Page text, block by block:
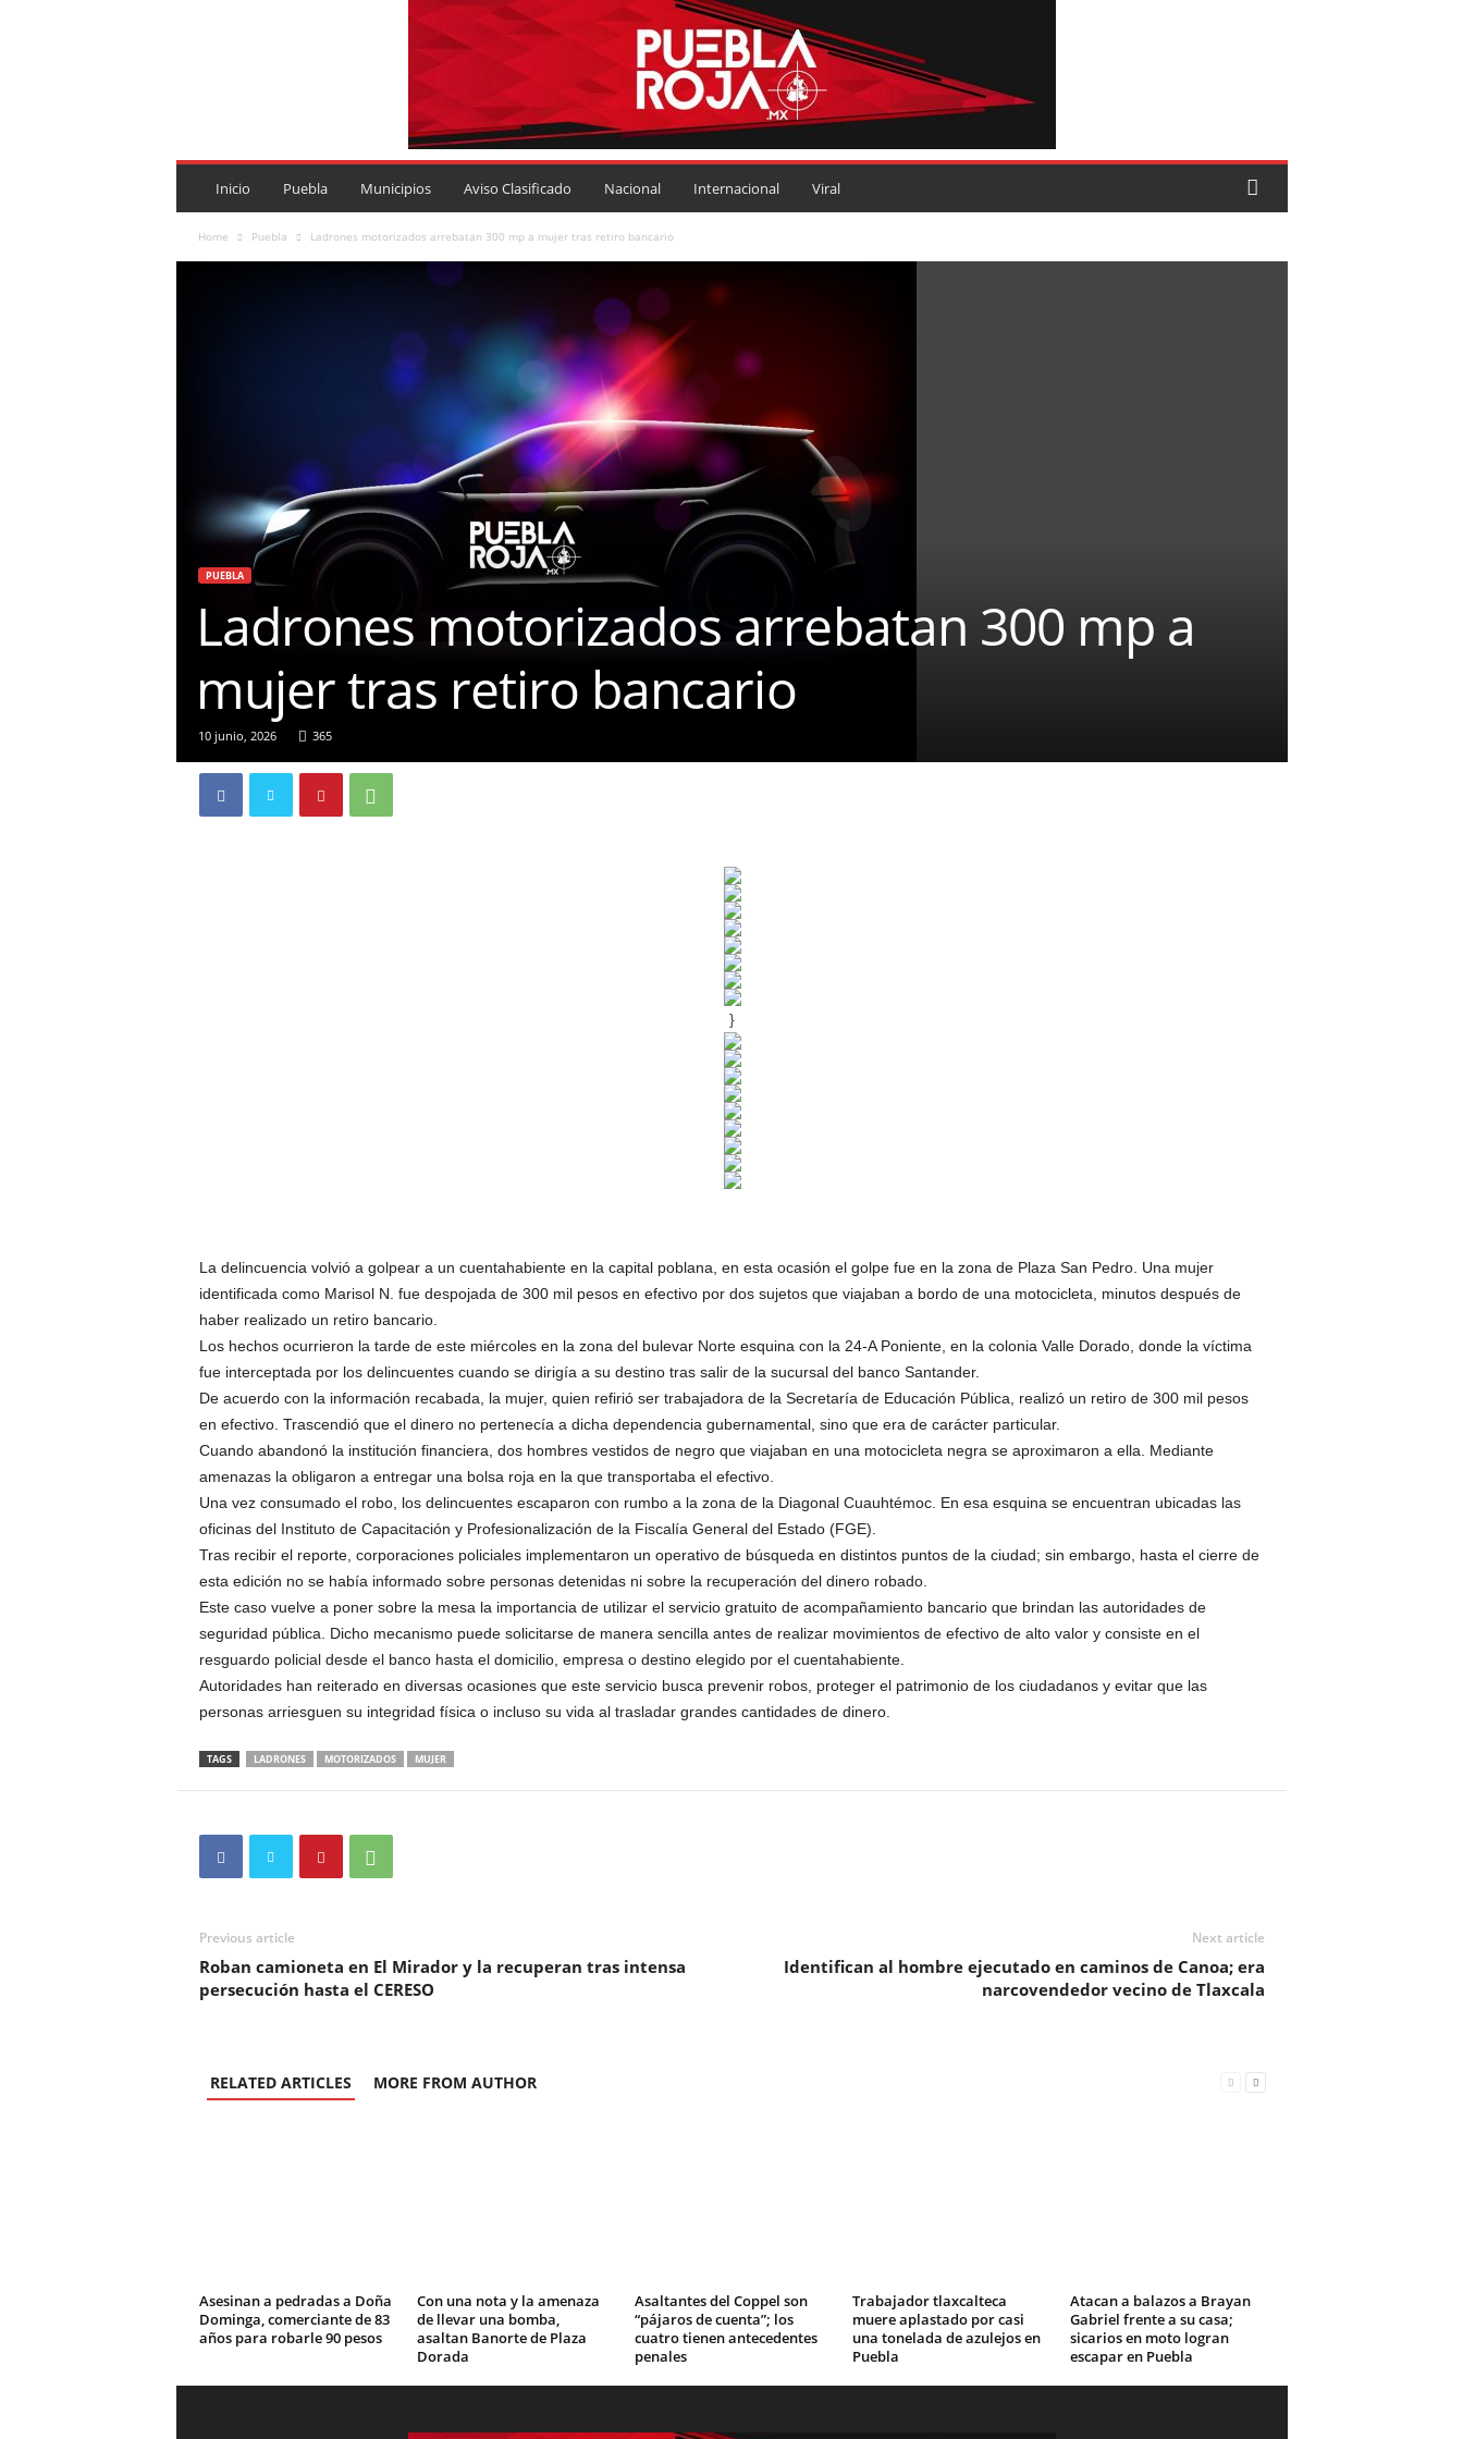
P
Inicio Puebla Municipios Aviso Clasificado Nacional Internacional Viral
Home Puebla Ladrones motorizados arrebatan 300 mp a mujer tras retiro bancario
PUEBLA
Ladrones motorizados arrebatan 300 mp a
mujer tras retiro bancario
10 junio, 2026 365
}
La delincuencia volvió a golpear a un cuentahabiente en la capital poblana, en esta ocasión el golpe fue en la zona de Plaza San Pedro. Una mujer
identificada como Marisol N. fue despojada de 300 mil pesos en efectivo por dos sujetos que viajaban a bordo de una motocicleta, minutos después de
haber realizado un retiro bancario.
Los hechos ocurrieron la tarde de este miércoles en la zona del bulevar Norte esquina con la 24-A Poniente, en la colonia Valle Dorado, donde la víctima
fue interceptada por los delincuentes cuando se dirigía a su destino tras salir de la sucursal del banco Santander.
De acuerdo con la información recabada, la mujer, quien refirió ser trabajadora de la Secretaría de Educación Pública, realizó un retiro de 300 mil pesos
en efectivo. Trascendió que el dinero no pertenecía a dicha dependencia gubernamental, sino que era de carácter particular.
Cuando abandonó la institución financiera, dos hombres vestidos de negro que viajaban en una motocicleta negra se aproximaron a ella. Mediante
amenazas la obligaron a entregar una bolsa roja en la que transportaba el efectivo.
Una vez consumado el robo, los delincuentes escaparon con rumbo a la zona de la Diagonal Cuauhtémoc. En esa esquina se encuentran ubicadas las
oficinas del Instituto de Capacitación y Profesionalización de la Fiscalía General del Estado (FGE).
Tras recibir el reporte, corporaciones policiales implementaron un operativo de búsqueda en distintos puntos de la ciudad; sin embargo, hasta el cierre de
esta edición no se había informado sobre personas detenidas ni sobre la recuperación del dinero robado.
Este caso vuelve a poner sobre la mesa la importancia de utilizar el servicio gratuito de acompañamiento bancario que brindan las autoridades de
seguridad pública. Dicho mecanismo puede solicitarse de manera sencilla antes de realizar movimientos de efectivo de alto valor y consiste en el
resguardo policial desde el banco hasta el domicilio, empresa o destino elegido por el cuentahabiente.
Autoridades han reiterado en diversas ocasiones que este servicio busca prevenir robos, proteger el patrimonio de los ciudadanos y evitar que las
personas arriesguen su integridad física o incluso su vida al trasladar grandes cantidades de dinero.
TAGS LADRONES MOTORIZADOS MUJER
Previous article
Roban camioneta en El Mirador y la recuperan tras intensa
persecución hasta el CERESO
Next article
Identifican al hombre ejecutado en caminos de Canoa; era
narcovendedor vecino de Tlaxcala
RELATED ARTICLES MORE FROM AUTHOR
Asesinan a pedradas a Doña
Dominga, comerciante de 83
años para robarle 90 pesos
Con una nota y la amenaza
de llevar una bomba,
asaltan Banorte de Plaza
Dorada
Asaltantes del Coppel son
“pájaros de cuenta”; los
cuatro tienen antecedentes
penales
Trabajador tlaxcalteca
muere aplastado por casi
una tonelada de azulejos en
Puebla
Atacan a balazos a Brayan
Gabriel frente a su casa;
sicarios en moto logran
escapar en Puebla